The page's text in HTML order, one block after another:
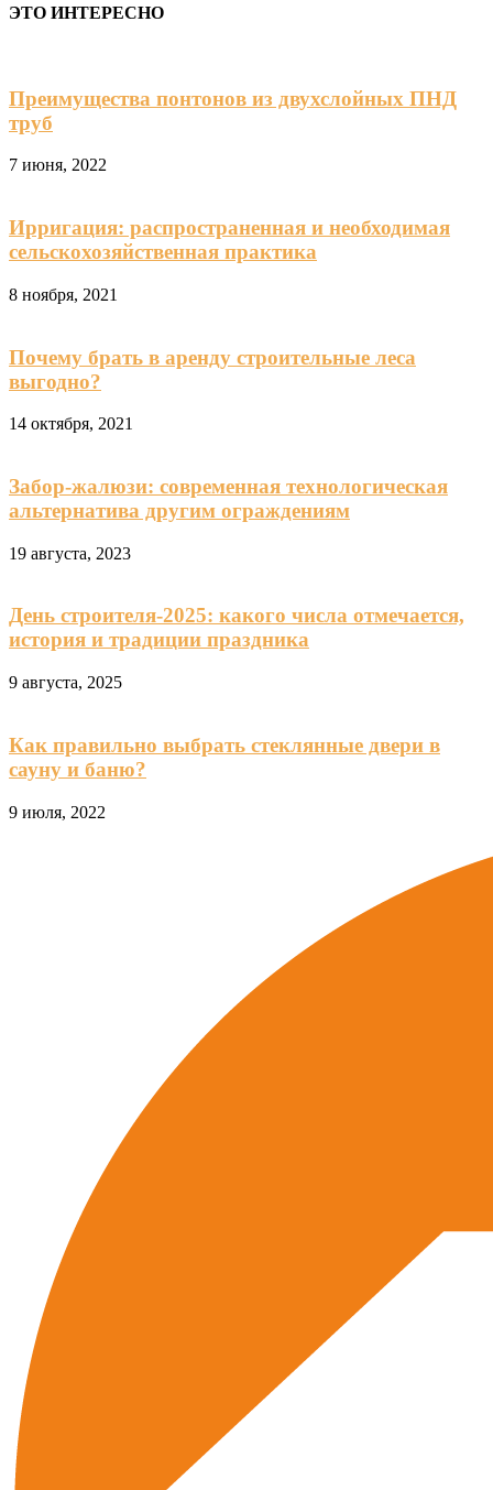
ЭТО ИНТЕРЕСНО
Преимущества понтонов из двухслойных ПНД
труб
7 июня, 2022
Ирригация: распространенная и необходимая
сельскохозяйственная практика
8 ноября, 2021
Почему брать в аренду строительные леса
выгодно?
14 октября, 2021
Забор-жалюзи: современная технологическая
альтернатива другим ограждениям
19 августа, 2023
День строителя-2025: какого числа отмечается,
история и традиции праздника
9 августа, 2025
Как правильно выбрать стеклянные двери в
сауну и баню?
9 июля, 2022